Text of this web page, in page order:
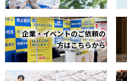
企業・イベントのご依頼の
方はこちらから